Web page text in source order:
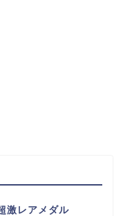
激レアメダル